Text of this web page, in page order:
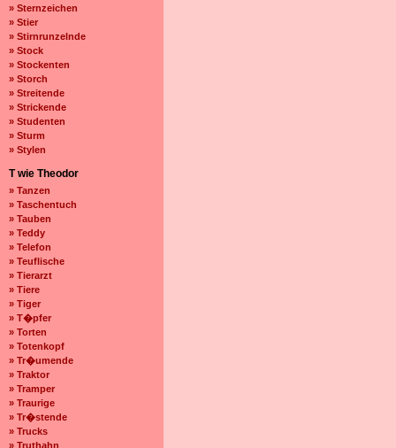
» Sternzeichen
» Stier
» Stirnrunzelnde
» Stock
» Stockenten
» Storch
» Streitende
» Strickende
» Studenten
» Sturm
» Stylen
T wie Theodor
» Tanzen
» Taschentuch
» Tauben
» Teddy
» Telefon
» Teuflische
» Tierarzt
» Tiere
» Tiger
» T�pfer
» Torten
» Totenkopf
» Tr�umende
» Traktor
» Tramper
» Traurige
» Tr�stende
» Trucks
» Truthahn